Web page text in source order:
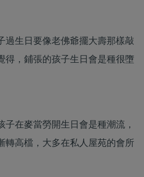
過生日要像老佛爺擺大壽那樣敲
得，鋪張的孩子生日會是種很墮
子在麥當勞開生日會是種潮流，
轉高檔，大多在私人屋苑的會所